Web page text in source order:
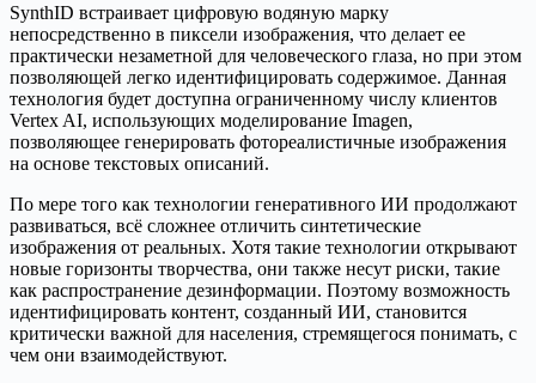
SynthID встраивает цифровую водяную марку
непосредственно в пиксели изображения, что делает ее
практически незаметной для человеческого глаза, но при этом
позволяющей легко идентифицировать содержимое. Данная
технология будет доступна ограниченному числу клиентов
Vertex AI, использующих моделирование Imagen,
позволяющее генерировать фотореалистичные изображения
на основе текстовых описаний.
По мере того как технологии генеративного ИИ продолжают
развиваться, всё сложнее отличить синтетические
изображения от реальных. Хотя такие технологии открывают
новые горизонты творчества, они также несут риски, такие
как распространение дезинформации. Поэтому возможность
идентифицировать контент, созданный ИИ, становится
критически важной для населения, стремящегося понимать, с
чем они взаимодействуют.